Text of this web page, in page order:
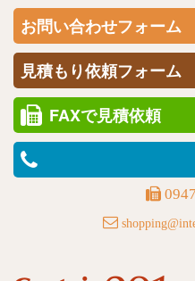
お問い合わせフォーム
見積もり依頼フォーム
FAXで見積依頼